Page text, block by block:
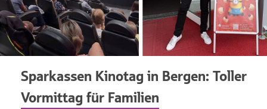
Sparkassen Kinotag in Bergen: Toller
Vormittag für Familien